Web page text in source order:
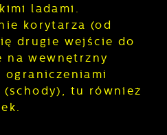
ladami.
korytarza (od
drugie wejście do
na wewnętrzny
tu również